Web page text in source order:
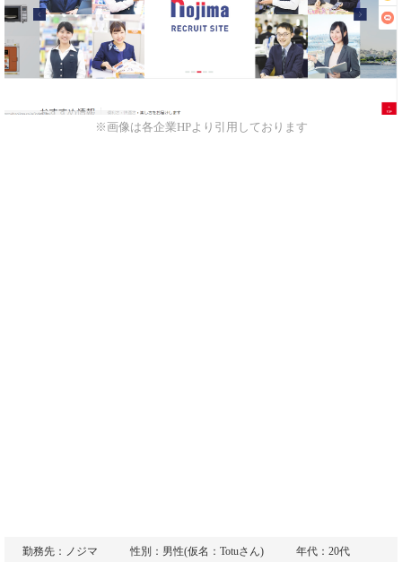
※画像は各企業HPより引用しております
勤務先：ノジマ 性別：男性(仮名：Totuさん)
年代：20代